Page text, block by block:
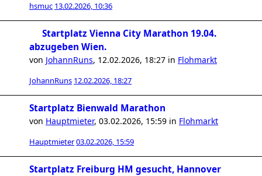
hsmuc 13.02.2026, 10:36
Startplatz Vienna City Marathon 19.04.
abzugeben Wien.
von JohannRuns, 12.02.2026, 18:27 in Flohmarkt
JohannRuns 12.02.2026, 18:27
Startplatz Bienwald Marathon
von Hauptmieter, 03.02.2026, 15:59 in Flohmarkt
Hauptmieter03.02.2026, 15:59
Startplatz Freiburg HM gesucht, Hannover